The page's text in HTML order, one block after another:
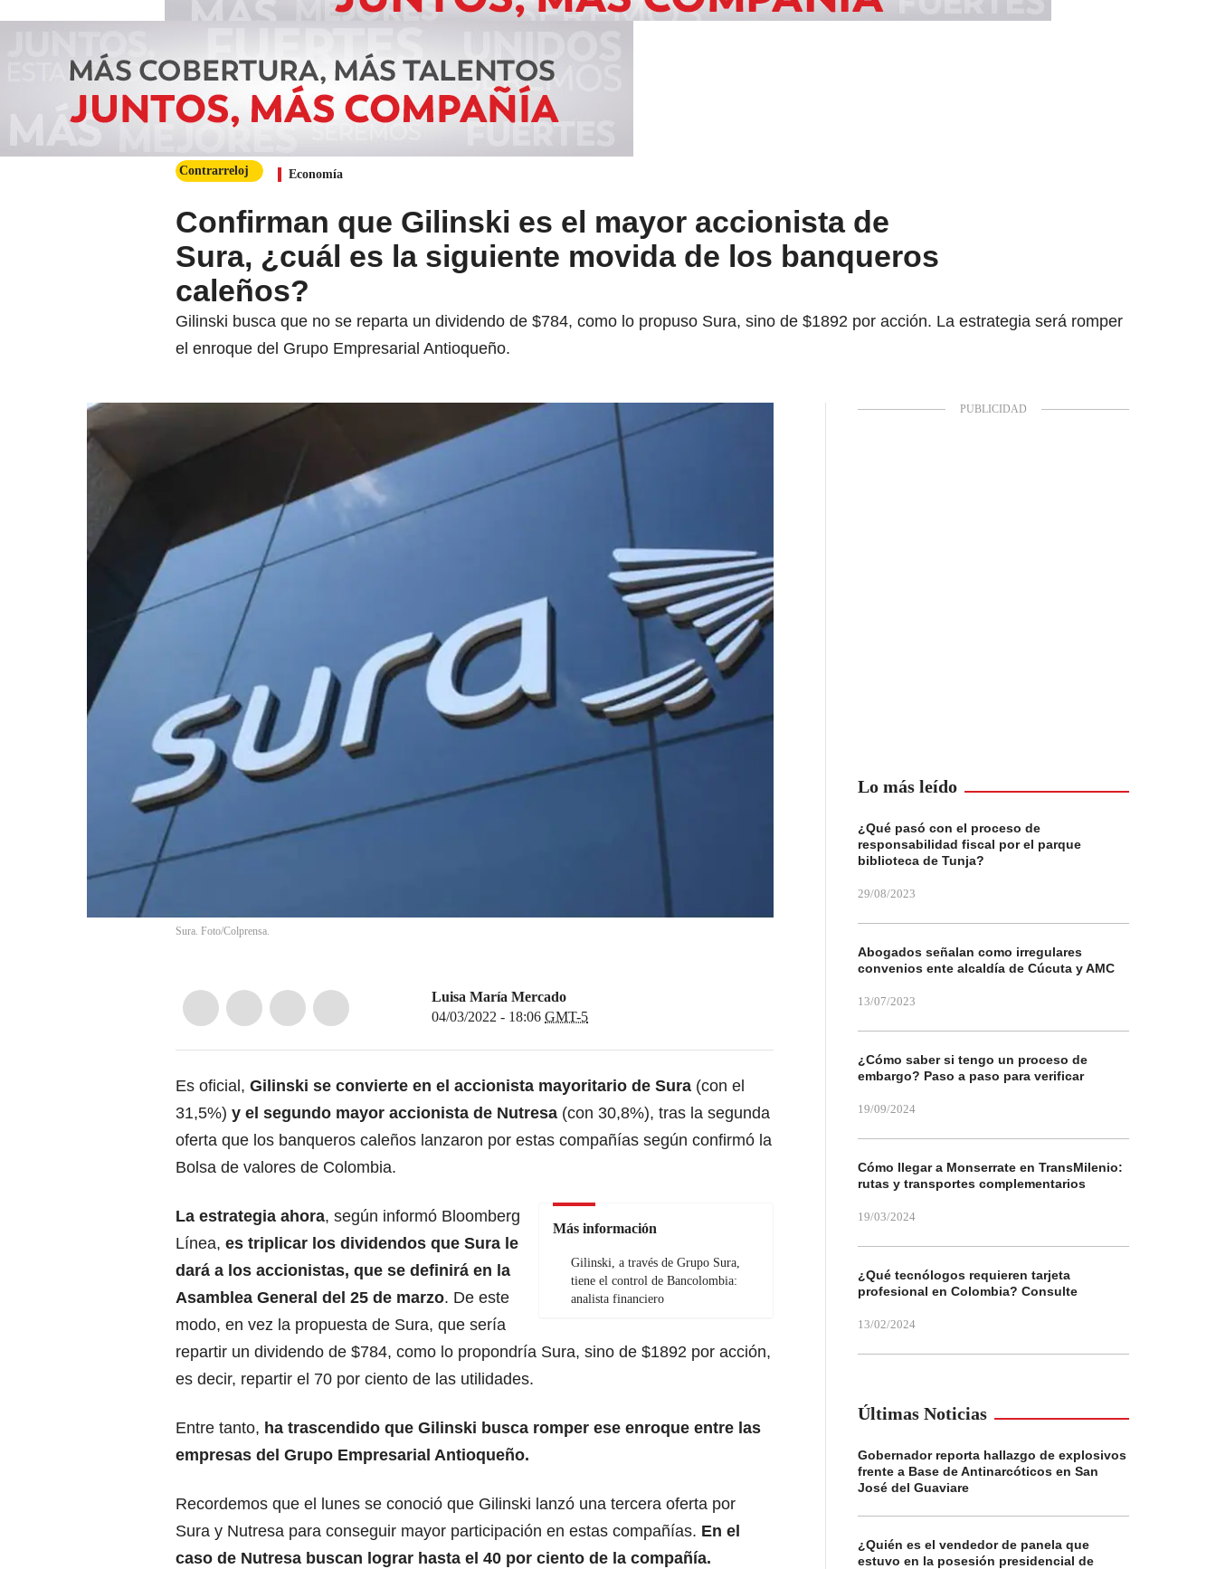
Contrarreloj Economía
Confirman que Gilinski es el mayor accionista de
Sura, ¿cuál es la siguiente movida de los banqueros
caleños?
Gilinski busca que no se reparta un dividendo de $784, como lo propuso Sura, sino de $1892 por acción. La estrategia será romper
el enroque del Grupo Empresarial Antioqueño.
Sura. Foto/Colprensa.
Luisa María Mercado
04/03/2022 - 18:06 GMT-5
Es oficial, Gilinski se convierte en el accionista mayoritario de Sura (con el
31,5%) y el segundo mayor accionista de Nutresa (con 30,8%), tras la segunda
oferta que los banqueros caleños lanzaron por estas compañías según confirmó la
Bolsa de valores de Colombia.
Más información
Gilinski, a través de Grupo Sura,
tiene el control de Bancolombia:
analista financiero
La estrategia ahora, según informó Bloomberg
Línea, es triplicar los dividendos que Sura le
dará a los accionistas, que se definirá en la
Asamblea General del 25 de marzo. De este
modo, en vez la propuesta de Sura, que sería
repartir un dividendo de $784, como lo propondría Sura, sino de $1892 por acción,
es decir, repartir el 70 por ciento de las utilidades.
Entre tanto, ha trascendido que Gilinski busca romper ese enroque entre las
empresas del Grupo Empresarial Antioqueño.
Recordemos que el lunes se conoció que Gilinski lanzó una tercera oferta por
Sura y Nutresa para conseguir mayor participación en estas compañías. En el
caso de Nutresa buscan lograr hasta el 40 por ciento de la compañía.
Lo más leído
¿Qué pasó con el proceso de
responsabilidad fiscal por el parque
biblioteca de Tunja?
29/08/2023
Abogados señalan como irregulares
convenios ente alcaldía de Cúcuta y AMC
13/07/2023
¿Cómo saber si tengo un proceso de
embargo? Paso a paso para verificar
19/09/2024
Cómo llegar a Monserrate en TransMilenio:
rutas y transportes complementarios
19/03/2024
¿Qué tecnólogos requieren tarjeta
profesional en Colombia? Consulte
13/02/2024
Últimas Noticias
Gobernador reporta hallazgo de explosivos
frente a Base de Antinarcóticos en San
José del Guaviare
¿Quién es el vendedor de panela que
estuvo en la posesión presidencial de